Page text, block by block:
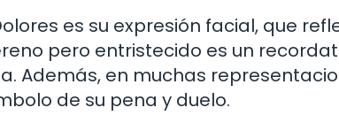
es su expresión facial, que
pero entristecido es un
Además, en muchas
de su pena y duelo.